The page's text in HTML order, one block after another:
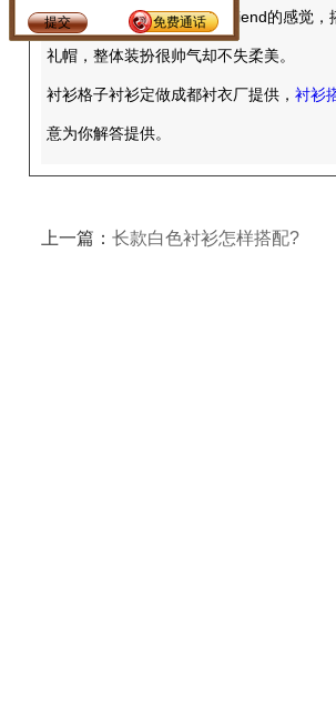
墨绿色的格子衬衣有些boyfriend的感觉
礼帽，整体装扮很帅气却不失柔美。
衬衫格子衬衫定做成都衬衣厂提供， 衬衫
意为你解答提供。
上一篇： 长款白色衬衫怎样搭配?
提交 免费通话